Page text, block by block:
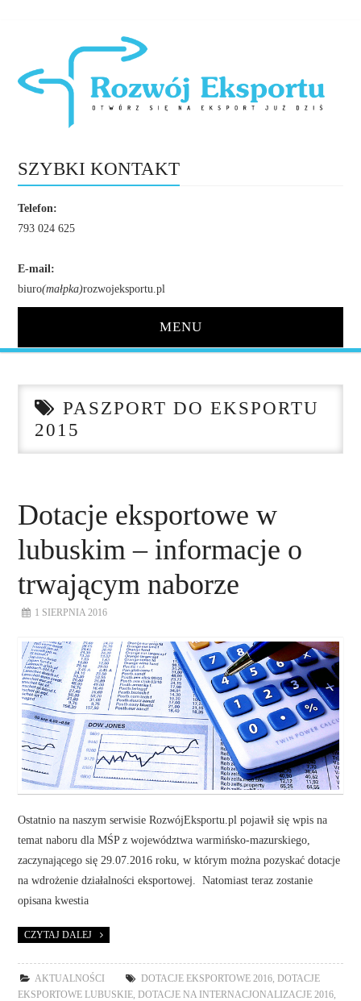
SZYBKI KONTAKT
Telefon:
793 024 625
E-mail:
biuro(małpka)rozwojeksportu.pl
MENU
O NAS
DORADZTWO
PLAN ROZWOJU EKSPORTU
PROEXIO
PASZPORT DO EKSPORTU
2015
Dotacje eksportowe w
lubuskim – informacje o
trwającym naborze
1 SIERPNIA 2016
Ostatnio na naszym serwisie RozwójEksportu.pl pojawił się wpis na
temat naboru dla MŚP z województwa warmińsko-mazurskiego,
zaczynającego się 29.07.2016 roku, w którym można pozyskać dotacje
na wdrożenie działalności eksportowej. Natomiast teraz zostanie
opisana kwestia
CZYTAJ DALEJ
AKTUALNOŚCI DOTACJE EKSPORTOWE 2016
DOTACJE
EKSPORTOWE LUBUSKIE
DOTACJE NA INTERNACJONALIZACJE 2016